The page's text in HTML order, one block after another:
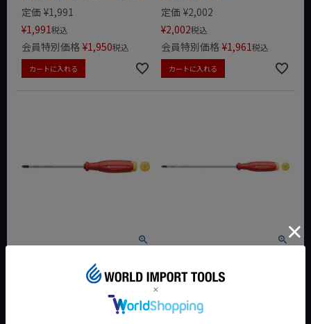
定価 ¥1,991
¥1,991税込
会員特別価格 ¥1,950税込
カートに入れる
定価 ¥2,002
¥2,002税込
会員特別価格 ¥1,961税込
カートに入れる
PB SwissGrip EVO 38190.0-
100 スイスグリップEVO プラ
150 スイスグリップEVO プラ
スドライバー
定価 ¥1,727